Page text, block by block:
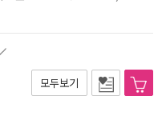
모두보기